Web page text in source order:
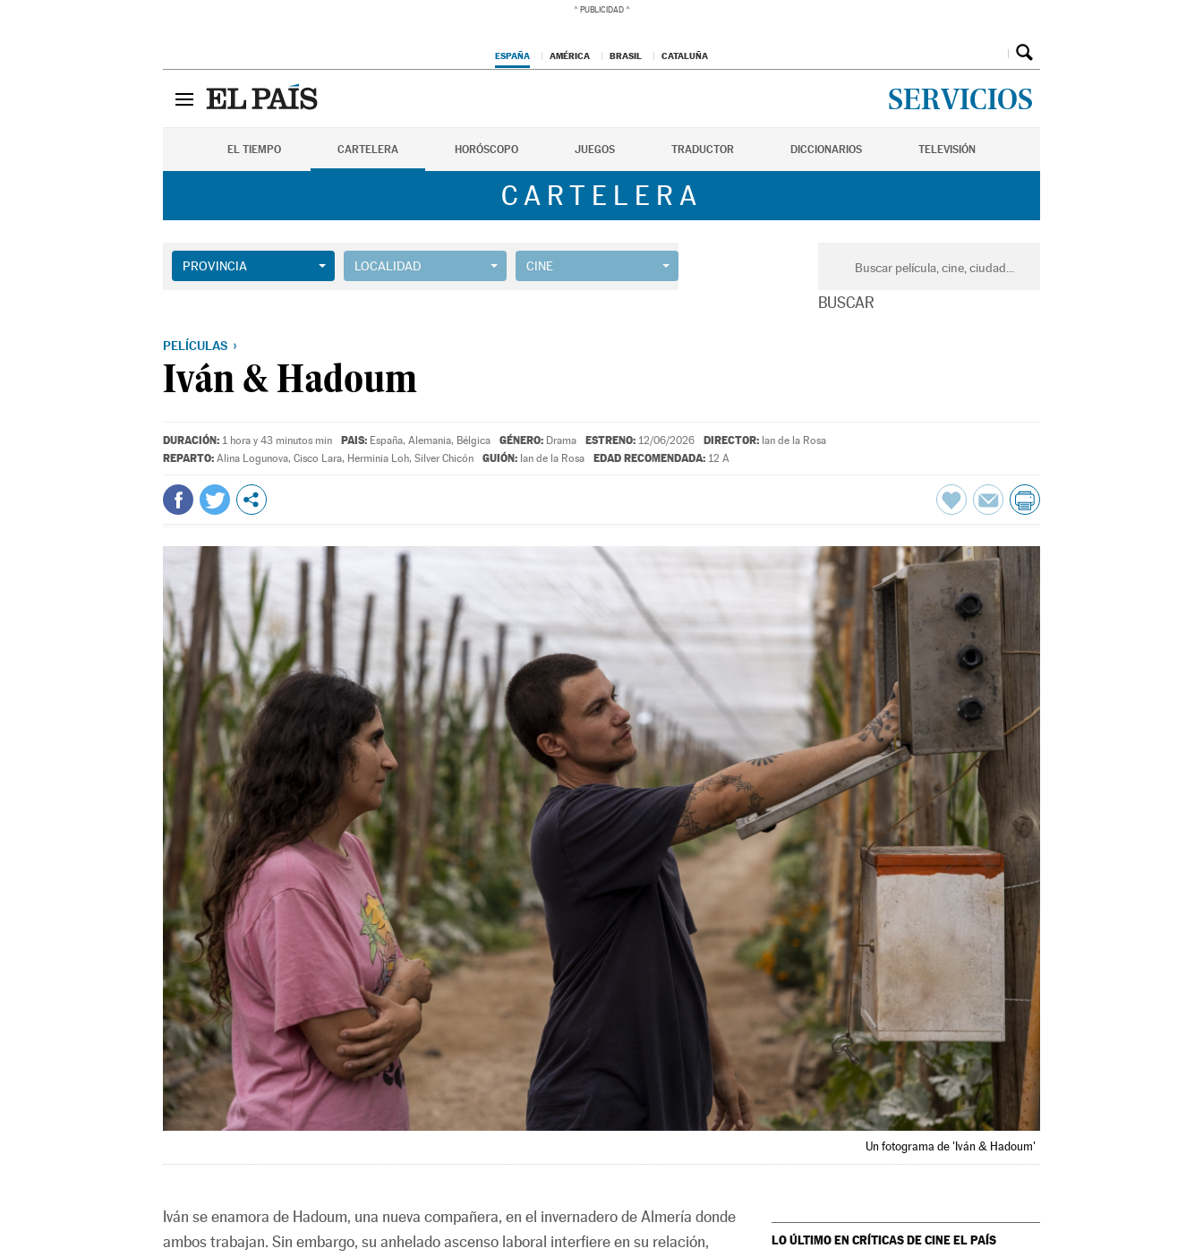
ESPAÑA AMÉRICA BRASIL CATALUÑA
SERVICIOS
EL TIEMPO CARTELERA HORÓSCOPO JUEGOS TRADUCTOR DICCIONARIOS TELEVISIÓN
CARTELERA
PROVINCIA LOCALIDAD CINE
PELÍCULAS
Iván & Hadoum
DURACIÓN: 1 hora y 43 minutos min PAIS: España, Alemania, Bélgica GÉNERO: Drama ESTRENO: 12/06/2026 DIRECTOR: Ian de la Rosa
REPARTO: Alina Logunova, Cisco Lara, Herminia Loh, Silver Chicón GUIÓN: Ian de la Rosa EDAD RECOMENDADA: 12 A
Un fotograma de 'Iván & Hadoum'
Iván se enamora de Hadoum, una nueva compañera, en el invernadero de Almería donde
ambos trabajan. Sin embargo, su anhelado ascenso laboral interfiere en su relación,
LO ÚLTIMO EN CRÍTICAS DE CINEEL PAÍS